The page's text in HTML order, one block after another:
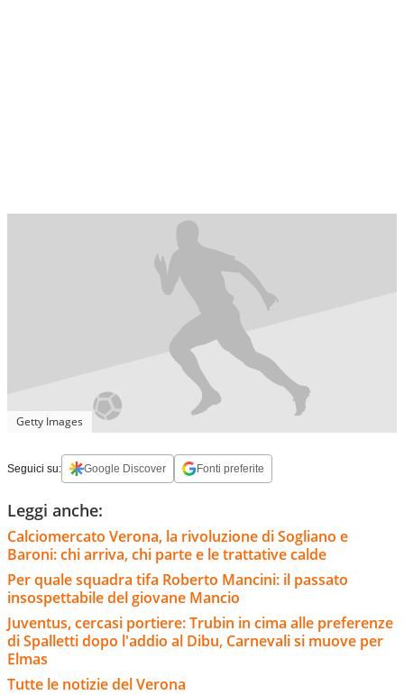
Getty Images
Seguici su: Google Discover Fonti preferite
Leggi anche:
Calciomercato Verona, la rivoluzione di Sogliano e
Baroni: chi arriva, chi parte e le trattative calde
Per quale squadra tifa Roberto Mancini: il passato
insospettabile del giovane Mancio
Juventus, cercasi portiere: Trubin in cima alle preferenze
di Spalletti dopo l'addio al Dibu, Carnevali si muove per
Elmas
Tutte le notizie del Verona